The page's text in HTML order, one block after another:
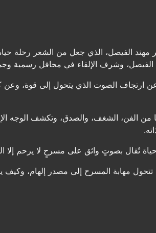
الفيصل، الذي جعل من الشعر رحلة
الفيصل، وشرف الإلقاء في محافل رسمية
عن ارتجاف الصوت الذي يتحول إلى قوة،
الفن، الشغف، والصدق، وتكشف الوجه
تُقال بصوتٍ واثق على مسرحٍ لا يرحم إلا
مهابة المسرح إلى مصدر إلهام، وكيف